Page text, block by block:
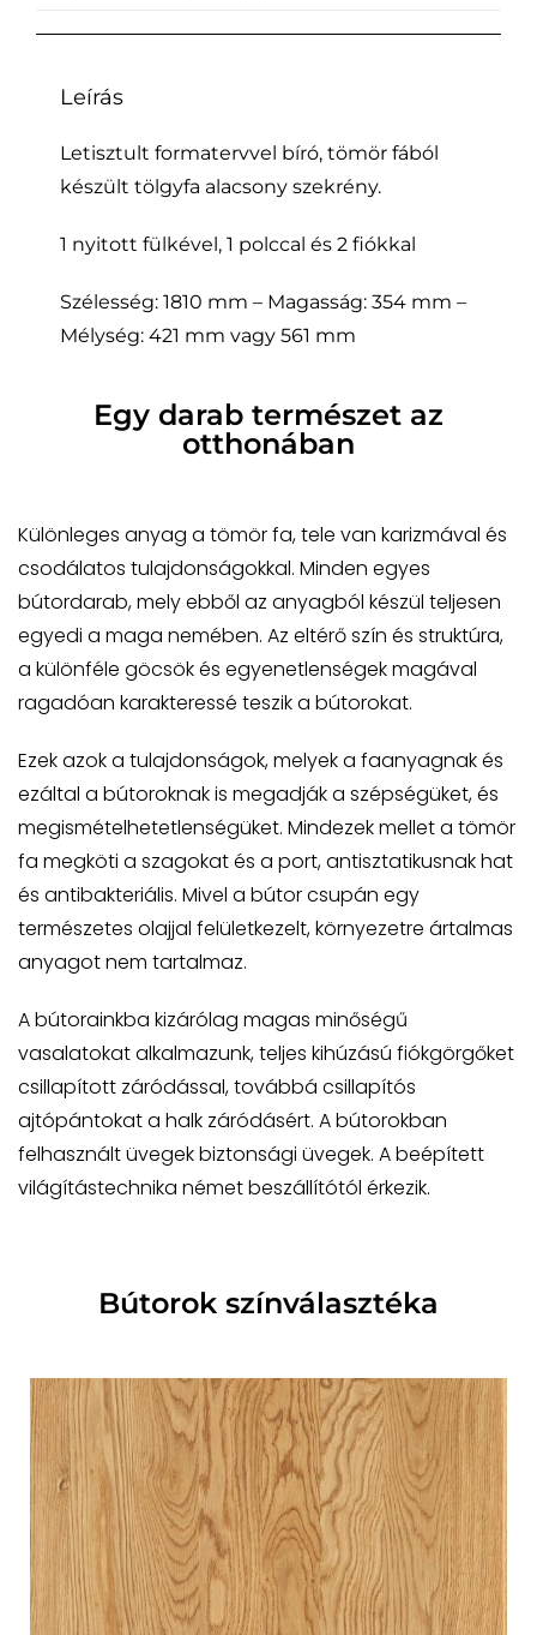
Leírás
Letisztult formatervvel bíró, tömör fából
készült tölgyfa alacsony szekrény.
1 nyitott fülkével, 1 polccal és 2 fiókkal
Szélesség: 1810 mm – Magasság: 354 mm –
Mélység: 421 mm vagy 561 mm
Egy darab természet az
otthonában
Különleges anyag a tömör fa, tele van karizmával és
csodálatos tulajdonságokkal. Minden egyes
bútordarab, mely ebből az anyagból készül teljesen
egyedi a maga nemében. Az eltérő szín és struktúra,
a különféle göcsök és egyenetlenségek magával
ragadóan karakteressé teszik a bútorokat.
Ezek azok a tulajdonságok, melyek a faanyagnak és
ezáltal a bútoroknak is megadják a szépségüket, és
megismételhetetlenségüket. Mindezek mellet a tömör
fa megköti a szagokat és a port, antisztatikusnak hat
és antibakteriális. Mivel a bútor csupán egy
természetes olajjal felületkezelt, környezetre ártalmas
anyagot nem tartalmaz.
A bútorainkba kizárólag magas minőségű
vasalatokat alkalmazunk, teljes kihúzású fiókgörgőket
csillapított záródással, továbbá csillapítós
ajtópántokat a halk záródásért. A bútorokban
felhasznált üvegek biztonsági üvegek. A beépített
világítástechnika német beszállítótól érkezik.
Bútorok színválasztéka